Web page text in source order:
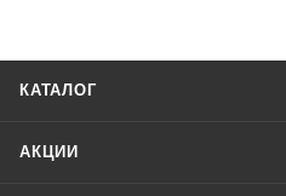
КАТАЛОГ
АКЦИИ